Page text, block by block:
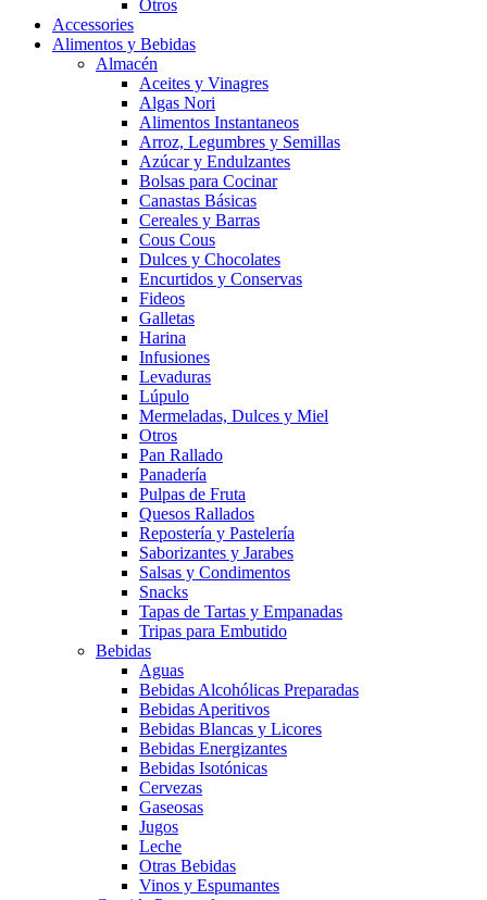
Otros
Accessories
Alimentos y Bebidas
Almacén
Aceites y Vinagres
Algas Nori
Alimentos Instantaneos
Arroz, Legumbres y Semillas
Azúcar y Endulzantes
Bolsas para Cocinar
Canastas Básicas
Cereales y Barras
Cous Cous
Dulces y Chocolates
Encurtidos y Conservas
Fideos
Galletas
Harina
Infusiones
Levaduras
Lúpulo
Mermeladas, Dulces y Miel
Otros
Pan Rallado
Panadería
Pulpas de Fruta
Quesos Rallados
Repostería y Pastelería
Saborizantes y Jarabes
Salsas y Condimentos
Snacks
Tapas de Tartas y Empanadas
Tripas para Embutido
Bebidas
Aguas
Bebidas Alcohólicas Preparadas
Bebidas Aperitivos
Bebidas Blancas y Licores
Bebidas Energizantes
Bebidas Isotónicas
Cervezas
Gaseosas
Jugos
Leche
Otras Bebidas
Vinos y Espumantes